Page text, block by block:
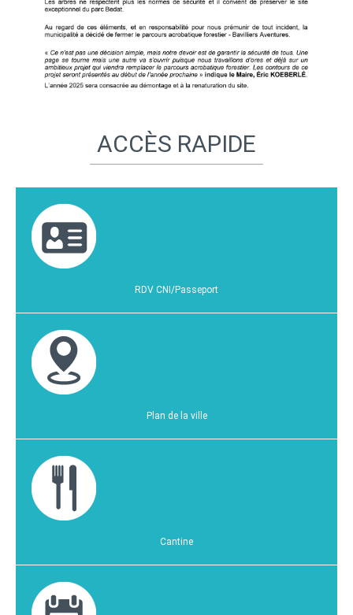
ACCÈS RAPIDE
RDV CNI/Passeport
Plan de la ville
Cantine